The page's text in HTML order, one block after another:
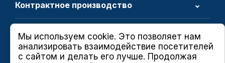
Контрактное производство
Мы используем cookie. Это позволяет нам
анализировать взаимодействие посетителей
с сайтом и делать его лучше. Продолжая